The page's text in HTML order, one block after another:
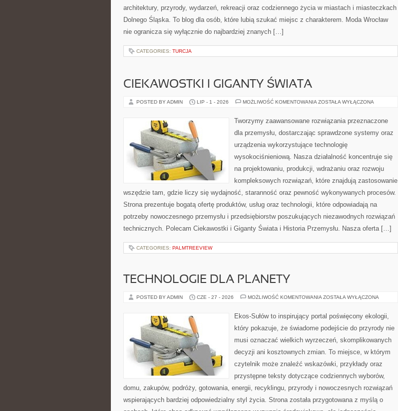
architektury, przyrody, wydarzeń, rekreacji oraz codziennego życia w miastach i miasteczkach
Dolnego Śląska. To blog dla osób, które lubią szukać miejsc z charakterem. Moda Wrocław
nie ogranicza się wyłącznie do najbardziej znanych […]
CATEGORIES: TURCJA
CIEKAWOSTKI I GIGANTY ŚWIATA
POSTED BY ADMIN LIP - 1 - 2026 MOŻLIWOŚĆ KOMENTOWANIA CIEKAWOSTKI
ŚWIATA
ZOSTAŁA WYŁĄCZONA
Tworzymy zaawansowane rozwiązania przeznaczone
dla przemysłu, dostarczając sprawdzone systemy oraz
urządzenia wykorzystujące technologię
wysokociśnieniową. Nasza działalność koncentruje się
na projektowaniu, produkcji, wdrażaniu oraz rozwoju
kompleksowych rozwiązań, które znajdują zastosowanie
wszędzie tam, gdzie liczy się wydajność, staranność oraz pewność wykonywanych procesów.
Strona prezentuje bogatą ofertę produktów, usług oraz technologii, które odpowiadają na
potrzeby nowoczesnego przemysłu i przedsiębiorstw poszukujących niezawodnych rozwiązań
technicznych. Polecam Ciekawostki i Giganty Świata i Historia Przemysłu. Nasza oferta […]
CATEGORIES: PALMTREEVIEW
TECHNOLOGIE DLA PLANETY
POSTED BY ADMIN CZE - 27 - 2026 MOŻLIWOŚĆ KOMENTOWANIA TECHNOLOGIE
ZOSTAŁA WYŁĄCZONA
Ekos-Sułów to inspirujący portal poświęcony ekologii,
który pokazuje, że świadome podejście do przyrody nie
musi oznaczać wielkich wyrzeczeń, skomplikowanych
decyzji ani kosztownych zmian. To miejsce, w którym
czytelnik może znaleźć wskazówki, przykłady oraz
przystępne teksty dotyczące codziennych wyborów,
domu, zakupów, podróży, gotowania, energii, recyklingu, przyrody i nowoczesnych rozwiązań
wspierających bardziej odpowiedzialny styl życia. Strona została przygotowana z myślą o